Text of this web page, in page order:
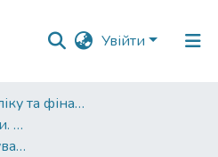
Увійти
Факультет обліку та фінансів
Кваліфікаційні роботи. Факультет обліку та фінансів
071 «Облік і оподаткування» - Магістри 2022-2023